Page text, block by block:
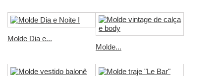
Molde Dia e...
Molde...